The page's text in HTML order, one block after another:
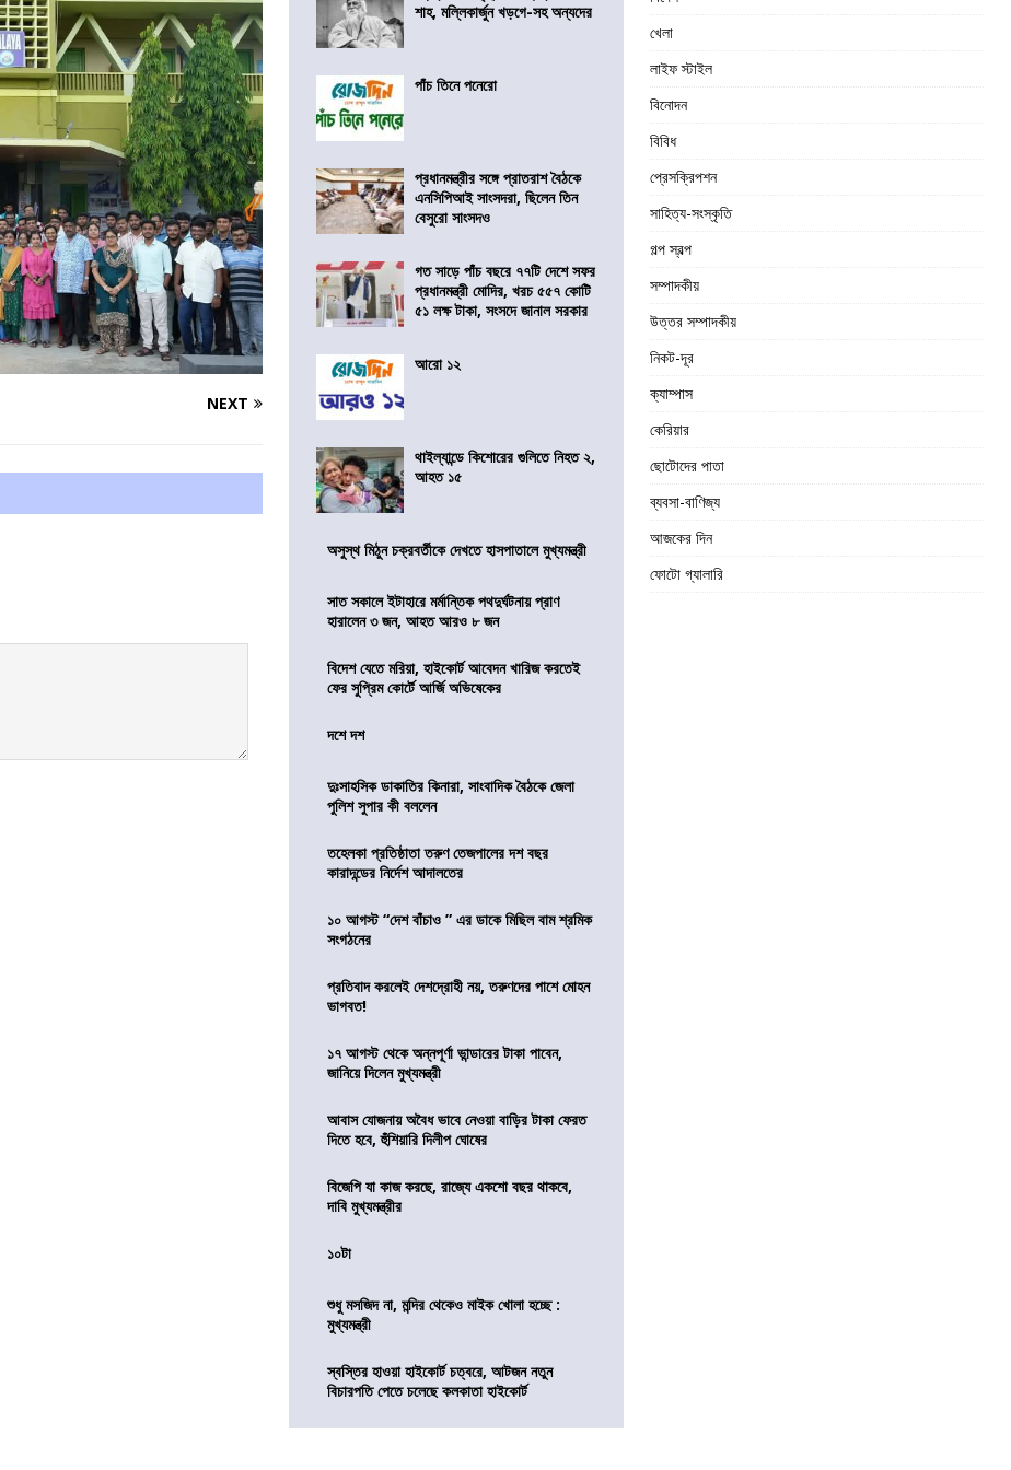
NEXT
শাহ, মল্লিকার্জুন খড়গে-সহ অন্যদের
পাঁচ তিনে পনেরো
প্রধানমন্ত্রীর সঙ্গে প্রাতরাশ বৈঠকে
এনসিপিআই সাংসদরা, ছিলেন তিন
বেসুরো সাংসদও
গত সাড়ে পাঁচ বছরে ৭৭টি দেশে সফর
প্রধানমন্ত্রী মোদির, খরচ ৫৫৭ কোটি
৫১ লক্ষ টাকা, সংসদে জানাল সরকার
আরো ১২
থাইল্যান্ডে কিশোরের গুলিতে নিহত ২,
আহত ১৫
অসুস্থ মিঠুন চক্রবর্তীকে দেখতে হাসপাতালে মুখ্যমন্ত্রী
সাত সকালে ইটাহারে মর্মান্তিক পথদুর্ঘটনায় প্রাণ
হারালেন ৩ জন, আহত আরও ৮ জন
বিদেশ যেতে মরিয়া, হাইকোর্ট আবেদন খারিজ করতেই
ফের সুপ্রিম কোর্টে আর্জি অভিষেকের
দশে দশ
দুঃসাহসিক ডাকাতির কিনারা, সাংবাদিক বৈঠকে জেলা
পুলিশ সুপার কী বললেন
তহেলকা প্রতিষ্ঠাতা তরুণ তেজপালের দশ বছর
কারাদন্ডের নির্দেশ আদালতের
১০ আগস্ট “দেশ বাঁচাও ” এর ডাকে মিছিল বাম শ্রমিক
সংগঠনের
প্রতিবাদ করলেই দেশদ্রোহী নয়, তরুণদের পাশে মোহন
ভাগবত!
১৭ আগস্ট থেকে অন্নপূর্ণা ভান্ডারের টাকা পাবেন,
জানিয়ে দিলেন মুখ্যমন্ত্রী
আবাস যোজনায় অবৈধ ভাবে নেওয়া বাড়ির টাকা ফেরত
দিতে হবে, হুঁশিয়ারি দিলীপ ঘোষের
বিজেপি যা কাজ করছে, রাজ্যে একশো বছর থাকবে,
দাবি মুখ্যমন্ত্রীর
১০টা
শুধু মসজিদ না, মন্দির থেকেও মাইক খোলা হচ্ছে :
মুখ্যমন্ত্রী
স্বস্তির হাওয়া হাইকোর্ট চত্বরে, আটজন নতুন
বিচারপতি পেতে চলেছে কলকাতা হাইকোর্ট
খেলা
লাইফ স্টাইল
বিনোদন
বিবিধ
প্রেসক্রিপশন
সাহিত্য-সংস্কৃতি
গল্প স্বল্প
সম্পাদকীয়
উত্তর সম্পাদকীয়
নিকট-দূর
ক্যাম্পাস
কেরিয়ার
ছোটোদের পাতা
ব্যবসা-বাণিজ্য
আজকের দিন
ফোটো গ্যালারি